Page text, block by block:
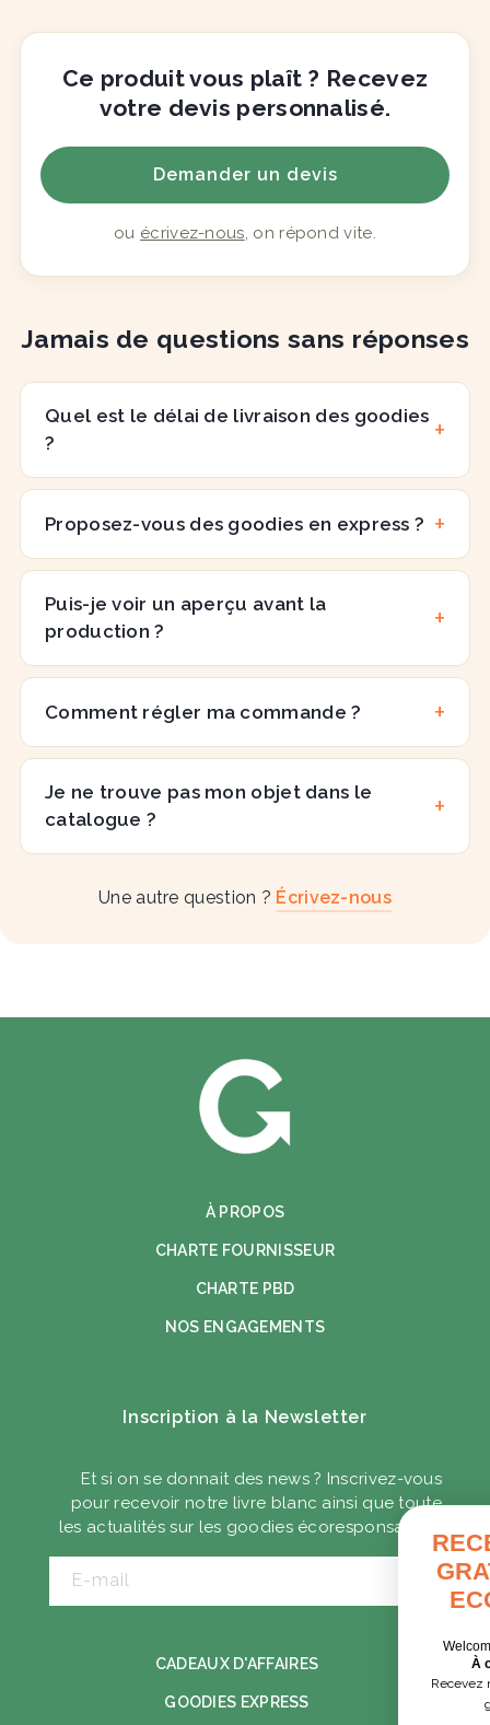
Ce produit vous plaît ? Recevez
votre devis personnalisé.
Demander un devis
ou écrivez-nous, on répond vite.
Jamais de questions sans réponses
Quel est le délai de livraison des goodies
?
Proposez-vous des goodies en express ?
Puis-je voir un aperçu avant la
production ?
Comment régler ma commande ?
Je ne trouve pas mon objet dans le
catalogue ?
Une autre question ? Écrivez-nous
À PROPOS
CHARTE FOURNISSEUR
CHARTE PBD
NOS ENGAGEMENTS
Inscription à la Newsletter
Et si on se donnait des news ? Inscrivez-vous
pour recevoir notre livre blanc ainsi que toute
les actualités sur les goodies écoresponsables.
E-mail
CADEAUX D'AFFAIRES
GOODIES EXPRESS
RECEVEZ VOTRE
GRATUIT DES
Welcome pack, séminaire, cadeaux
À chaque contexte, ses solutions.
Recevez nos exemples concrets pour
goodies utiles et responsables.